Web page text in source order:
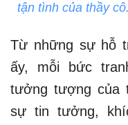
tận tình của thầy
Từ những sự hỗ
ấy, mỗi bức
tưởng tượng của
sự tin tưởng,